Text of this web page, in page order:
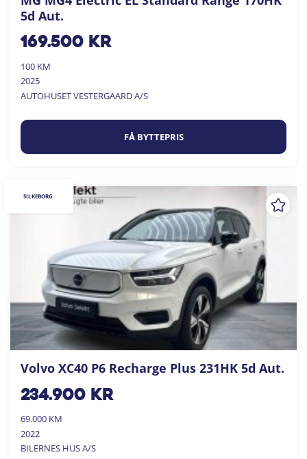
5d Aut.
169.500kr
100 KM
2025
AUTOHUSET VESTERGAARD A/S
FÅ BYTTEPRIS
Volvo XC40 P6 Recharge Plus 231HK 5d Aut.
234.900kr
69.000 KM
2022
BILERNES HUS A/S
SILKEBORG